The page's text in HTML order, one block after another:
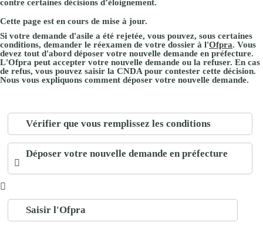
contre certaines décisions d’éloignement.
Cette page est en cours de mise à jour.
Si votre demande d'asile a été rejetée, vous pouvez, sous certaines
conditions, demander le réexamen de votre dossier à l'Ofpra. Vous
devez tout d'abord déposer votre nouvelle demande en préfecture.
L'Ofpra peut accepter votre nouvelle demande ou la refuser. En cas
de refus, vous pouvez saisir la CNDA pour contester cette décision.
Nous vous expliquons comment déposer votre nouvelle demande.
Vérifier que vous remplissez les conditions
Déposer votre nouvelle demande en préfecture
Saisir l'Ofpra